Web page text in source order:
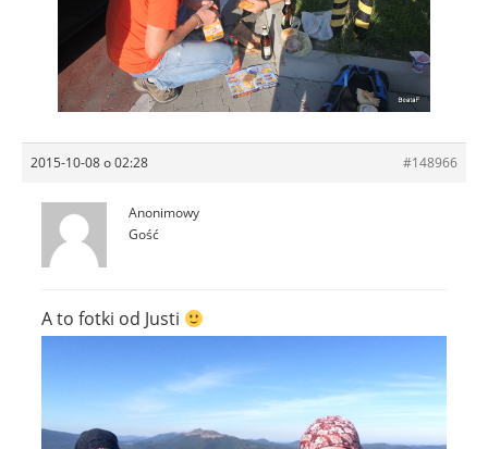
2015-10-08 o 02:28 #148966
Anonimowy
Gość
A to fotki od Justi